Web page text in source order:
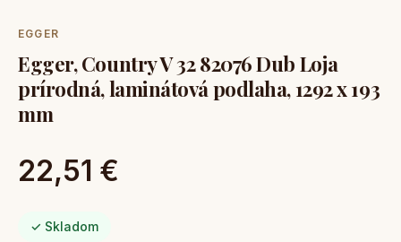
EGGER
Egger, Country V 32 82076 Dub Loja
prírodná, laminátová podlaha, 1292 x 193
mm
22,51 €
✓ Skladom